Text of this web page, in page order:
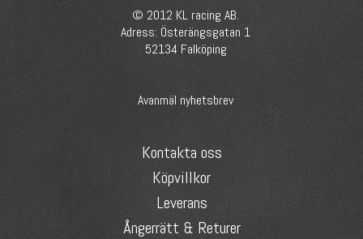
© 2012 KL racing AB.
Adress: Österängsgatan 1
52134 Falköping
Avanmäl nyhetsbrev
Kontakta oss
Köpvillkor
Leverans
Ångerrätt & Returer